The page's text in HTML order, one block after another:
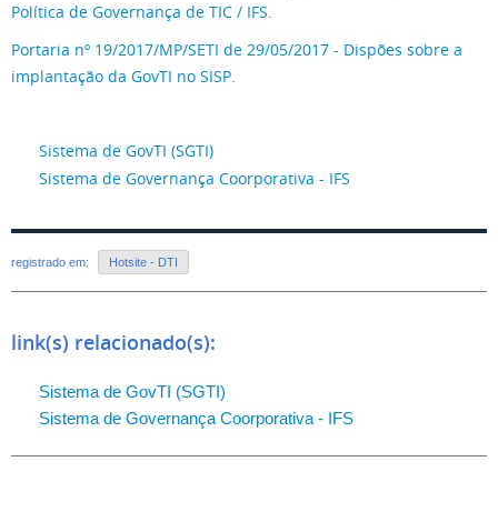
Política de Governança de TIC / IFS.
Portaria nº 19/2017/MP/SETI de 29/05/2017 - Dispões sobre a
implantação da GovTI no SISP.
Sistema de GovTI (SGTI)
Sistema de Governança Coorporativa - IFS
registrado em: Hotsite - DTI
link(s) relacionado(s):
Sistema de GovTI (SGTI)
Sistema de Governança Coorporativa - IFS